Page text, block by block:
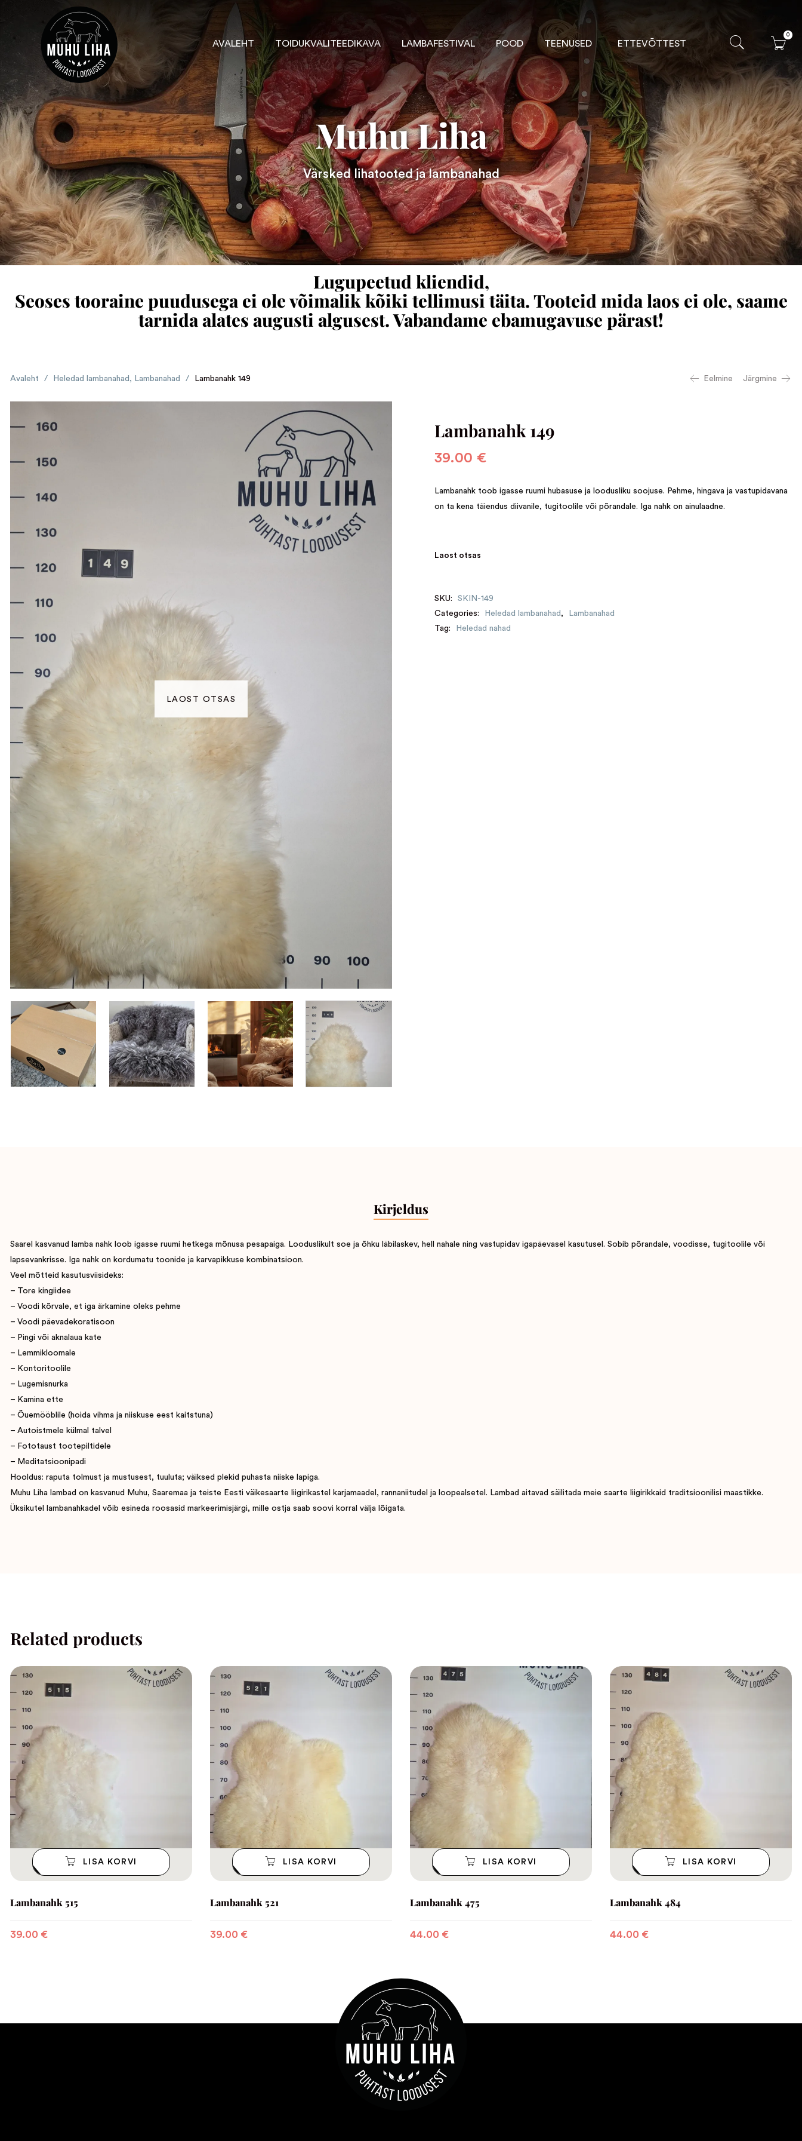
AVALEHT TOIDUKVALITEEDIKAVA LAMBAFESTIVAL POOD TEENUSED ETTEVÕTTEST
0
Muhu Liha
Värsked lihatooted ja lambanahad
Lugupeetud kliendid,
Seoses tooraine puudusega ei ole võimalik kõiki tellimusi täita. Tooteid mida laos ei ole, saame
tarnida alates augusti algusest. Vabandame ebamugavuse pärast!
Avaleht / Heledad lambanahad , Lambanahad / Lambanahk 149 Eelmine Järgmine
LAOST OTSAS
Lambanahk 149
39.00 €
Lambanahk toob igasse ruumi hubasuse ja loodusliku soojuse. Pehme, hingava ja vastupidavana
on ta kena täiendus diivanile, tugitoolile või põrandale. Iga nahk on ainulaadne.
Laost otsas
SKU:
SKIN-149
Categories:
Heledad lambanahad ,
Lambanahad
Tag:
Heledad nahad
Kirjeldus
Saarel kasvanud lamba nahk loob igasse ruumi hetkega mõnusa pesapaiga. Looduslikult soe ja õhku läbilaskev, hell nahale ning vastupidav igapäevasel kasutusel. Sobib põrandale, voodisse, tugitoolile või
lapsevankrisse. Iga nahk on kordumatu toonide ja karvapikkuse kombinatsioon.
Veel mõtteid kasutusviisideks:
– Tore kingiidee
– Voodi kõrvale, et iga ärkamine oleks pehme
– Voodi päevadekoratisoon
– Pingi või aknalaua kate
– Lemmikloomale
– Kontoritoolile
– Lugemisnurka
– Kamina ette
– Õuemööblile (hoida vihma ja niiskuse eest kaitstuna)
– Autoistmele külmal talvel
– Fototaust tootepiltidele
– Meditatsioonipadi
Hooldus: raputa tolmust ja mustusest, tuuluta; väiksed plekid puhasta niiske lapiga.
Muhu Liha lambad on kasvanud Muhu, Saaremaa ja teiste Eesti väikesaarte liigirikastel karjamaadel, rannaniitudel ja loopealsetel. Lambad aitavad säilitada meie saarte liigirikkaid traditsioonilisi maastikke.
Üksikutel lambanahkadel võib esineda roosasid markeerimisjärgi, mille ostja saab soovi korral välja lõigata.
Related products
LISA KORVI
Lambanahk 515
39.00 €
LISA KORVI
Lambanahk 521
39.00 €
LISA KORVI
Lambanahk 475
44.00 €
LISA KORVI
Lambanahk 484
44.00 €